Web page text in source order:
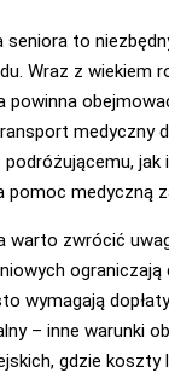
seniora to
Wraz z wiekiem
powinna
medyczny
medyczną
warto zwrócić
ograniczają
wymagają
– inne warunki
gdzie koszty